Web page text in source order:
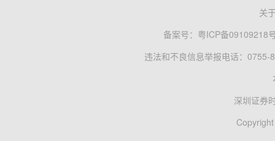
关
备案号： 粤ICP备09109218
违法和不良信息举报电话：0755-
深圳证券